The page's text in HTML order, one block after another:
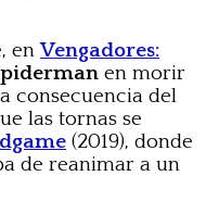
enVengadores:
en morir
consecuencia del
las tornas se
(2019), donde
de reanimar a un